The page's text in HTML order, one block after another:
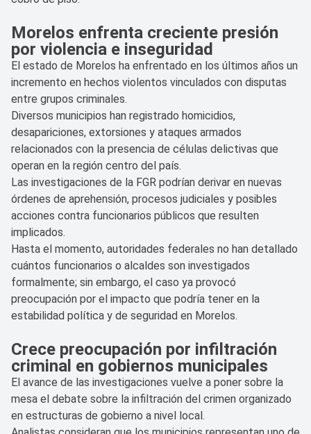
Morelos enfrenta creciente presión
por violencia e inseguridad
El estado de Morelos ha enfrentado en los últimos años un
incremento en hechos violentos vinculados con disputas
entre grupos criminales.
Diversos municipios han registrado homicidios,
desapariciones, extorsiones y ataques armados
relacionados con la presencia de células delictivas que
operan en la región centro del país.
Las investigaciones de la FGR podrían derivar en nuevas
órdenes de aprehensión, procesos judiciales y posibles
acciones contra funcionarios públicos que resulten
implicados.
Hasta el momento, autoridades federales no han detallado
cuántos funcionarios o alcaldes son investigados
formalmente; sin embargo, el caso ya provocó
preocupación por el impacto que podría tener en la
estabilidad política y de seguridad en Morelos.
Crece preocupación por infiltración
criminal en gobiernos municipales
El avance de las investigaciones vuelve a poner sobre la
mesa el debate sobre la infiltración del crimen organizado
en estructuras de gobierno a nivel local.